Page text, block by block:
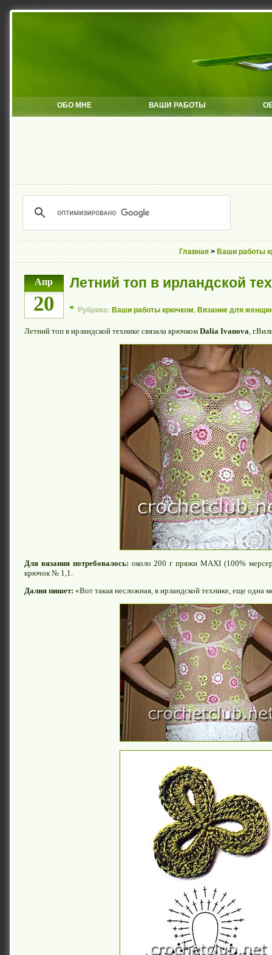
ОБО МНЕ ВАШИ РАБОТЫ
Главная > Ваши работы
Апр
20
Летний топ в ирландской
Рубрика: Ваши работы крючком, Вязание для
Летний топ в ирландской технике связала крючком Dalia Ivanova,
Для вязания потребовалось: около 200 г пряжи MAXI (100%
крючок № 1,1.
Далия пишет: «Вот такая несложная, в ирландской технике, еще одна